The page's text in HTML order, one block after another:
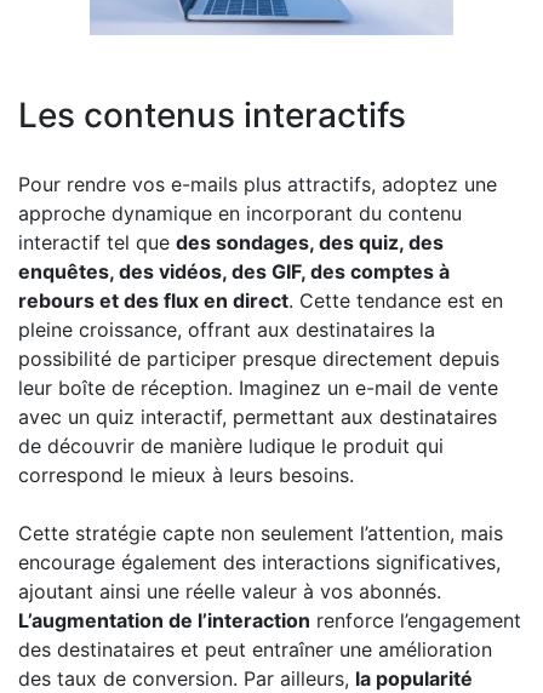
Les contenus interactifs
Pour rendre vos e-mails plus attractifs, adoptez une
approche dynamique en incorporant du contenu
interactif tel que des sondages, des quiz, des
enquêtes, des vidéos, des GIF, des comptes à
rebours et des flux en direct. Cette tendance est en
pleine croissance, offrant aux destinataires la
possibilité de participer presque directement depuis
leur boîte de réception. Imaginez un e-mail de vente
avec un quiz interactif, permettant aux destinataires
de découvrir de manière ludique le produit qui
correspond le mieux à leurs besoins.
Cette stratégie capte non seulement l’attention, mais
encourage également des interactions significatives,
ajoutant ainsi une réelle valeur à vos abonnés.
L’augmentation de l’interaction renforce l’engagement
des destinataires et peut entraîner une amélioration
des taux de conversion. Par ailleurs, la popularité